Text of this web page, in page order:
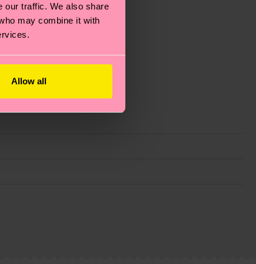
our traffic. We also share
may combine it with
Allow all
von Emissionen, die richtige Pflege von